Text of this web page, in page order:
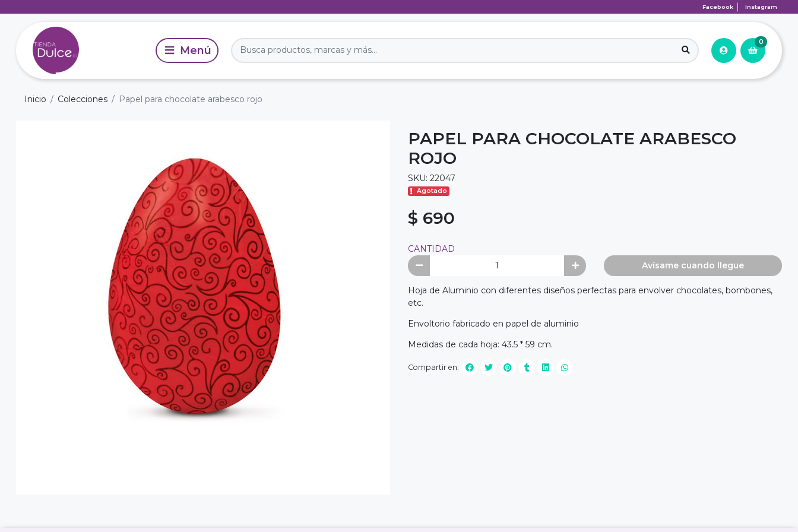
Facebook Instagram
0
Inicio Colecciones Papel para chocolate arabesco rojo
PAPEL PARA CHOCOLATE ARABESCO
ROJO
SKU: 22047
Agotado
$ 690
CANTIDAD
Avísame cuando llegue
Hoja de Aluminio con diferentes diseños perfectas para envolver chocolates, bombones,
etc.
Envoltorio fabricado en papel de aluminio
Medidas de cada hoja: 43.5 * 59 cm.
Compartir en: